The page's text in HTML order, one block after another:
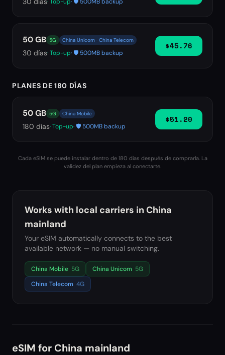
50 GB 5G China Unicom · China Telecom
30 días· Top-up· 🛡️ 500MB backup
$45.76
PLANES DE 180 DÍAS
50 GB 5G China Mobile
180 días· Top-up· 🛡️ 500MB backup
$51.20
Cada eSIM se puede instalar dentro de 180 días después de comprarla. La
validez del plan empieza al conectarte.
Works with local carriers in China
mainland
Your eSIM automatically connects to the best
available network — no manual switching.
China Mobile 5G China Unicom 5G
China Telecom 4G
eSIM for China mainland